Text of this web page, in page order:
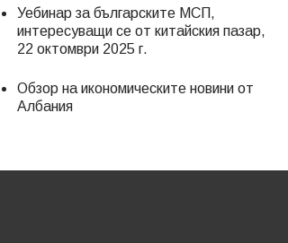
Уебинар за българските МСП,
интересуващи се от китайския пазар,
22 октомври 2025 г.
Обзор на икономическите новини от
Албания